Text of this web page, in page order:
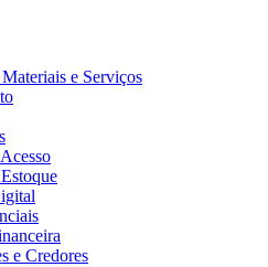
e Serviços
e Credores